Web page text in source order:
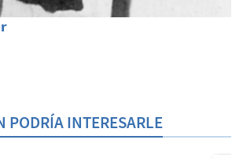
PODRÍA INTERESARLE